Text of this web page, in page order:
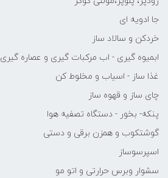
جا ادویه ای
خردکن و سالاد ساز
ابمیوه گیری - اب مرکبات گیری و عصاره گیری
غذا ساز - اسیاب و مخلوط کن
چای ساز و قهوه ساز
پنکه- بخور - دستگاه تصفیه هوا
گوشتکوب و همزن برقی و دستی
اسپرسوساز
سشوار وبرس حرارتی و اتو مو